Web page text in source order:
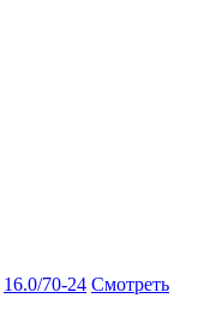
16.0/70-24 Смотреть